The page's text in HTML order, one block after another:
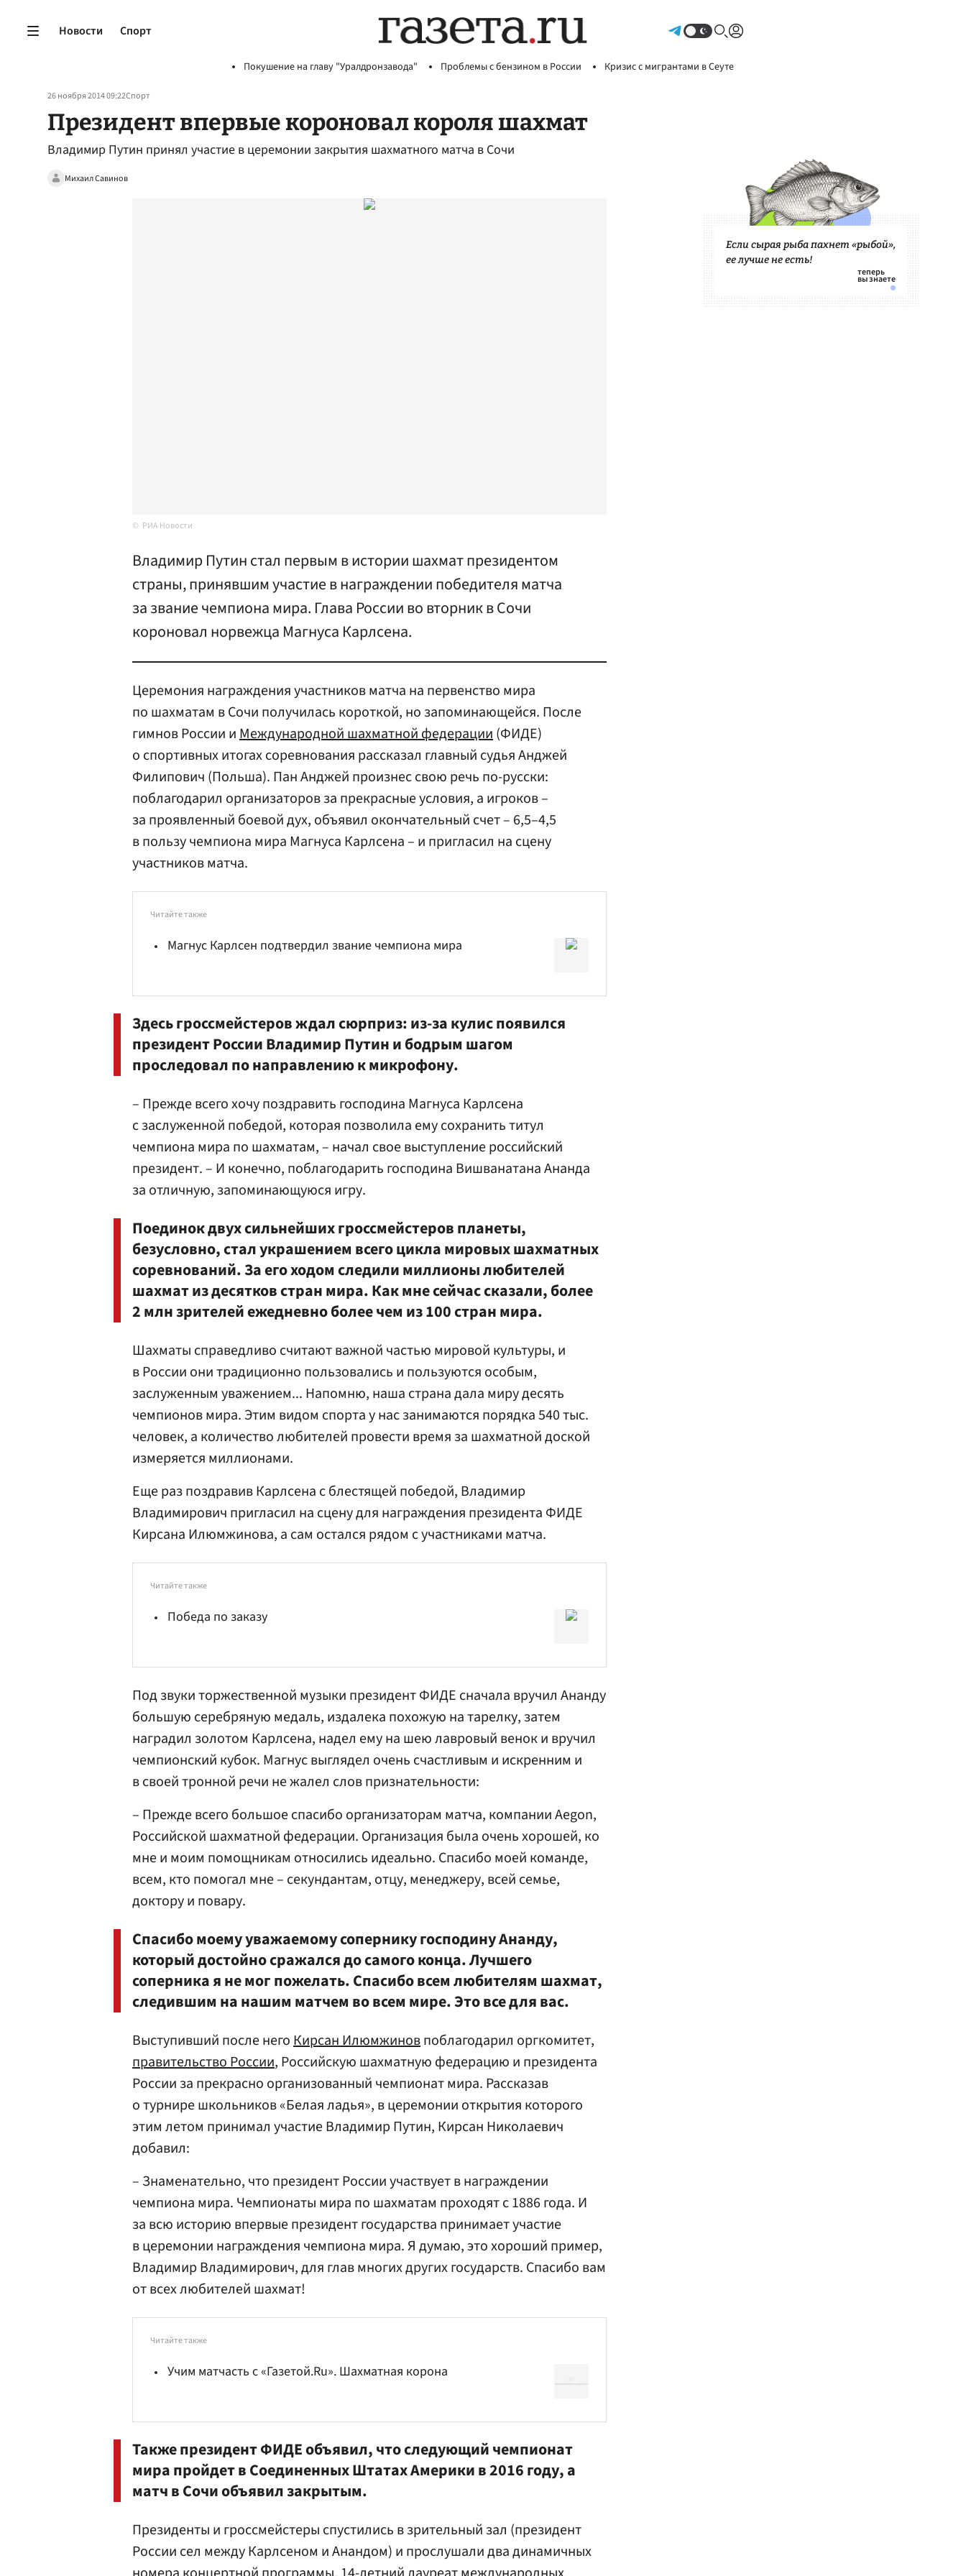
Новости Спорт
Покушение на главу "Уралдронзавода" Проблемы с бензином в России Кризис с мигрантами в Сеуте
26 ноября 2014 09:22Спорт
Президент впервые короновал короля шахмат
Владимир Путин принял участие в церемонии закрытия шахматного матча в Сочи
Михаил Савинов
РИА Новости
Владимир Путин стал первым в истории шахмат президентом
страны, принявшим участие в награждении победителя матча
за звание чемпиона мира. Глава России во вторник в Сочи
короновал норвежца Магнуса Карлсена.
Церемония награждения участников матча на первенство мира
по шахматам в Сочи получилась короткой, но запоминающейся. После
гимнов России иМеждународной шахматной федерации(ФИДЕ)
о спортивных итогах соревнования рассказал главный судья Анджей
Филипович (Польша). Пан Анджей произнес свою речь по-русски:
поблагодарил организаторов за прекрасные условия, а игроков –
за проявленный боевой дух, объявил окончательный счет – 6,5–4,5
в пользу чемпиона мира Магнуса Карлсена – и пригласил на сцену
участников матча.
Читайте также
Магнус Карлсен подтвердил звание чемпиона мира
Здесь гроссмейстеров ждал сюрприз: из-за кулис появился
президент РоссииВладимир Путини бодрым шагом
проследовал по направлению к микрофону.
– Прежде всего хочу поздравить господина Магнуса Карлсена
с заслуженной победой, которая позволила ему сохранить титул
чемпиона мира по шахматам, – начал свое выступление российский
президент. – И конечно, поблагодарить господина Вишванатана Ананда
за отличную, запоминающуюся игру.
Поединок двух сильнейших гроссмейстеров планеты,
безусловно, стал украшением всего цикла мировых шахматных
соревнований. За его ходом следили миллионы любителей
шахмат из десятков стран мира. Как мне сейчас сказали, более
2 млн зрителей ежедневно более чем из 100 стран мира.
Шахматы справедливо считают важной частью мировой культуры, и
в России они традиционно пользовались и пользуются особым,
заслуженным уважением... Напомню, наша страна дала миру десять
чемпионов мира. Этим видом спорта у нас занимаются порядка 540 тыс.
человек, а количество любителей провести время за шахматной доской
измеряется миллионами.
Еще раз поздравив Карлсена с блестящей победой, Владимир
Владимирович пригласил на сцену для награждения президента ФИДЕ
Кирсана Илюмжинова, а сам остался рядом с участниками матча.
Читайте также
Победа по заказу
Под звуки торжественной музыки президент ФИДЕ сначала вручил Ананду
большую серебряную медаль, издалека похожую на тарелку, затем
наградил золотом Карлсена, надел ему на шею лавровый венок и вручил
чемпионский кубок. Магнус выглядел очень счастливым и искренним и
в своей тронной речи не жалел слов признательности:
– Прежде всего большое спасибо организаторам матча, компании Aegon,
Российской шахматной федерации. Организация была очень хорошей, ко
мне и моим помощникам относились идеально. Спасибо моей команде,
всем, кто помогал мне – секундантам, отцу, менеджеру, всей семье,
доктору и повару.
Спасибо моему уважаемому сопернику господину Ананду,
который достойно сражался до самого конца. Лучшего
соперника я не мог пожелать. Спасибо всем любителям шахмат,
следившим на нашим матчем во всем мире. Это все для вас.
Выступивший после негоКирсан Илюмжиновпоблагодарил оргкомитет,
правительство России, Российскую шахматную федерацию и президента
России за прекрасно организованный чемпионат мира. Рассказав
о турнире школьников «Белая ладья», в церемонии открытия которого
этим летом принимал участие Владимир Путин, Кирсан Николаевич
добавил:
– Знаменательно, что президент России участвует в награждении
чемпиона мира. Чемпионаты мира по шахматам проходят с 1886 года. И
за всю историю впервые президент государства принимает участие
в церемонии награждения чемпиона мира. Я думаю, это хороший пример,
Владимир Владимирович, для глав многих других государств. Спасибо вам
от всех любителей шахмат!
Читайте также
Учим матчасть с «Газетой.Ru». Шахматная корона
Также президент ФИДЕ объявил, что следующий чемпионат
мира пройдет в Соединенных Штатах Америки в 2016 году, а
матч в Сочи объявил закрытым.
Президенты и гроссмейстеры спустились в зрительный зал (президент
России сел между Карлсеном и Анандом) и прослушали два динамичных
Если сырая рыба пахнет «рыбой»,
ее лучше не есть!